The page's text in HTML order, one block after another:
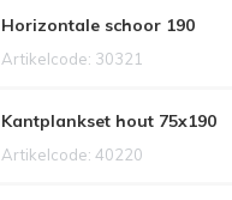
Horizontale schoor 190
Artikelcode: 30321
Kantplankset hout 75x190
Artikelcode: 40220